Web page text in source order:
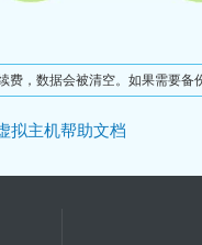
费，数据会被清空。如果需要备
拟主机帮助文档